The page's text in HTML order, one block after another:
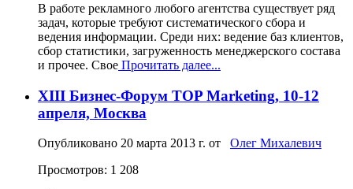
В работе рекламного любого агентства существует ряд
задач, которые требуют систематического сбора и
ведения информации. Среди них: ведение баз клиентов,
сбор статистики, загруженность менеджерского состава
и прочее. Свое Прочитать далее...
XIII Бизнес-Форум TOP Marketing, 10-12
апреля, Москва
Опубликовано 20 марта 2013 г. от Олег Михалевич
Просмотров: 1 208